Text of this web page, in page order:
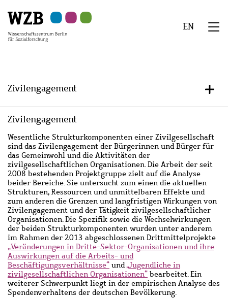
Hauptinhalt
springen
Navigation
springen
Suche
springen
Sekundärnavigation
springen
Fußzeile
springen
EN
Zivilengagement +/-
Zivilengagement
Hauptinhalt
Wesentliche Strukturkomponenten einer Zivilgesellschaft
sind das Zivilengagement der Bürgerinnen und Bürger für
das Gemeinwohl und die Aktivitäten der
zivilgesellschaftlichen Organisationen. Die Arbeit der seit
2008 bestehenden Projektgruppe zielt auf die Analyse
beider Bereiche. Sie untersucht zum einen die aktuellen
Strukturen, Ressourcen und unmittelbaren Effekte und
zum anderen die Grenzen und langfristigen Wirkungen von
Zivilengagement und der Tätigkeit zivilgesellschaftlicher
Organisationen. Die Spezifik sowie die Wechselwirkungen
der beiden Strukturkomponenten wurden unter anderem
im Rahmen der 2013 abgeschlossenen Drittmittelprojekte
„Veränderungen in Dritte-Sektor-Organisationen und ihre
Auswirkungen auf die Arbeits- und
Beschäftigungsverhältnisse“ und„Jugendliche in
zivilgesellschaftlichen Organisationen“ bearbeitet. Ein
weiterer Schwerpunkt liegt in der empirischen Analyse des
Spendenverhaltens der deutschen Bevölkerung.